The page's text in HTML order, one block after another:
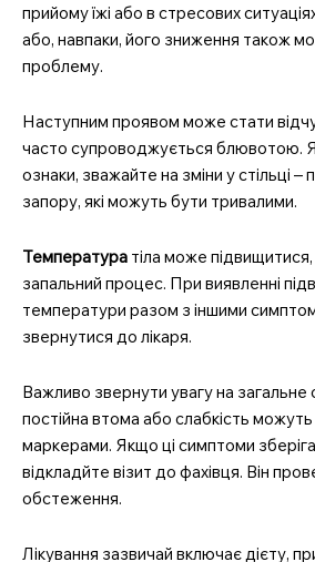
прийому їжі або в стресових
або, навпаки, його зниження також
проблему.
Наступним проявом може стати
часто супроводжується блювотою.
ознаки, зважайте на зміни у стільці –
запору, які можуть бути тривалими.
Температура тіла може
запальний процес. При виявленні
температури разом з іншими
звернутися до лікаря.
Важливо звернути увагу на загальне
постійна втома або слабкість
маркерами. Якщо ці симптоми
відкладйте візит до фахівця. Він
обстеження.
Лікування зазвичай включає дієту,